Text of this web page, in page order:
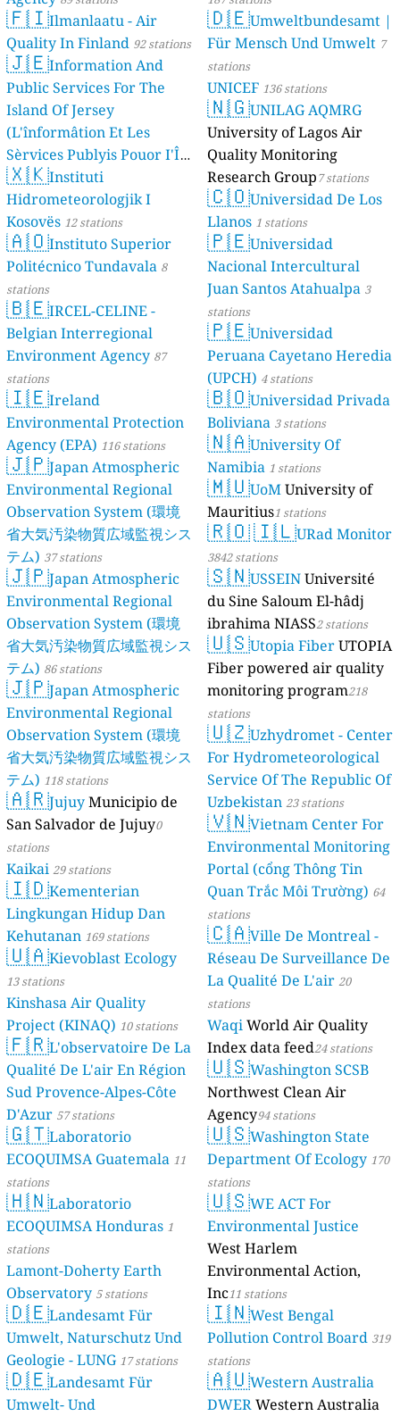
🇫🇮Ilmanlaatu - Air
Quality In Finland 92 stations
🇯🇪Information And
Public Services For The
Island Of Jersey
(L'înformâtion Et Les
Sèrvices Publyis Pouor I'Île
Dé Jèrri) 2 stations
🇽🇰Instituti
Hidrometeorologjik I
Kosovës 12 stations
🇦🇴Instituto Superior
Politécnico Tundavala 8
stations
🇧🇪IRCEL-CELINE -
Belgian Interregional
Environment Agency 87
stations
🇮🇪Ireland
Environmental Protection
Agency (EPA) 116 stations
🇯🇵Japan Atmospheric
Environmental Regional
Observation System (環境
省大気汚染物質広域監視シス
テム) 37 stations
🇯🇵Japan Atmospheric
Environmental Regional
Observation System (環境
省大気汚染物質広域監視シス
テム) 86 stations
🇯🇵Japan Atmospheric
Environmental Regional
Observation System (環境
省大気汚染物質広域監視シス
テム) 118 stations
🇦🇷Jujuy Municipio de
San Salvador de Jujuy0
stations
Kaikai 29 stations
🇮🇩Kementerian
Lingkungan Hidup Dan
Kehutanan 169 stations
🇺🇦Kievoblast Ecology
13 stations
Kinshasa Air Quality
Project (KINAQ) 10 stations
🇫🇷L'observatoire De La
Qualité De L'air En Région
Sud Provence-Alpes-Côte
D'Azur 57 stations
🇬🇹Laboratorio
ECOQUIMSA Guatemala 11
stations
🇭🇳Laboratorio
ECOQUIMSA Honduras 1
stations
Lamont-Doherty Earth
Observatory 5 stations
🇩🇪Landesamt Für
Umwelt, Naturschutz Und
Geologie - LUNG 17 stations
🇩🇪Landesamt Für
Umwelt- Und
🇩🇪Umweltbundesamt |
Für Mensch Und Umwelt 7
stations
UNICEF 136 stations
🇳🇬UNILAG AQMRG
University of Lagos Air
Quality Monitoring
Research Group7 stations
🇨🇴Universidad De Los
Llanos 1 stations
🇵🇪Universidad
Nacional Intercultural
Juan Santos Atahualpa 3
stations
🇵🇪Universidad
Peruana Cayetano Heredia
(UPCH) 4 stations
🇧🇴Universidad Privada
Boliviana 3 stations
🇳🇦University Of
Namibia 1 stations
🇲🇺UoMUniversity of
Mauritius1 stations
🇷🇴🇮🇱URad Monitor
3842 stations
🇸🇳USSEINUniversité
du Sine Saloum El-hâdj
ibrahima NIASS2 stations
🇺🇸Utopia FiberUTOPIA
Fiber powered air quality
monitoring program218
stations
🇺🇿Uzhydromet - Center
For Hydrometeorological
Service Of The Republic Of
Uzbekistan 23 stations
🇻🇳Vietnam Center For
Environmental Monitoring
Portal (cổng Thông Tin
Quan Trắc Môi Trường) 64
stations
🇨🇦Ville De Montreal -
Réseau De Surveillance De
La Qualité De L'air 20
stations
WaqiWorld Air Quality
Index data feed24 stations
🇺🇸Washington SCSB
Northwest Clean Air
Agency94 stations
🇺🇸Washington State
Department Of Ecology 170
stations
🇺🇸WE ACT For
Environmental Justice
West Harlem
Environmental Action,
Inc11 stations
🇮🇳West Bengal
Pollution Control Board 319
stations
🇦🇺Western Australia
DWERWestern Australia